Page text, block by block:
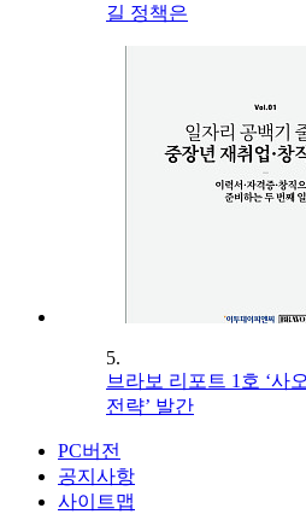
길 정책은
5.
브라보 리포트 1호 ‘사
전략’ 발간
PC버전
공지사항
사이트맵